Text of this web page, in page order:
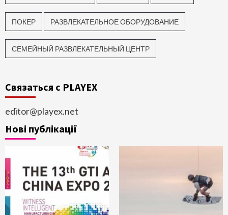
ПОКЕР РАЗВЛЕКАТЕЛЬНОЕ ОБОРУДОВАНИЕ
СЕМЕЙНЫЙ РАЗВЛЕКАТЕЛЬНЫЙ ЦЕНТР
Связаться с PLAYEX
editor@playex.net
Нові публікації